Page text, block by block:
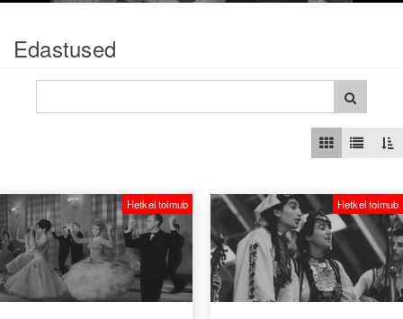
Edastused
Hetkel toimub Hetkel toimub